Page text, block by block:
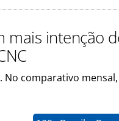
mais intenção
No comparativo